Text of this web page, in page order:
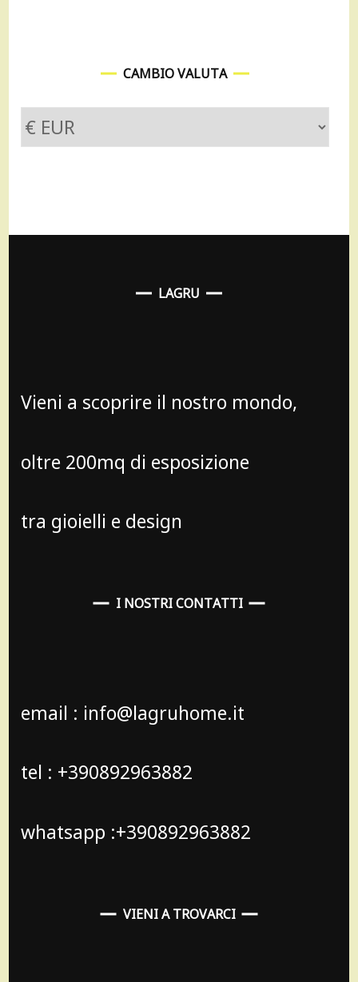
CAMBIO VALUTA
LAGRU
Vieni a scoprire il nostro mondo,
oltre 200mq di esposizione
tra gioielli e design
I NOSTRI CONTATTI
email : info@lagruhome.it
tel : +390892963882
whatsapp :+390892963882
VIENI A TROVARCI